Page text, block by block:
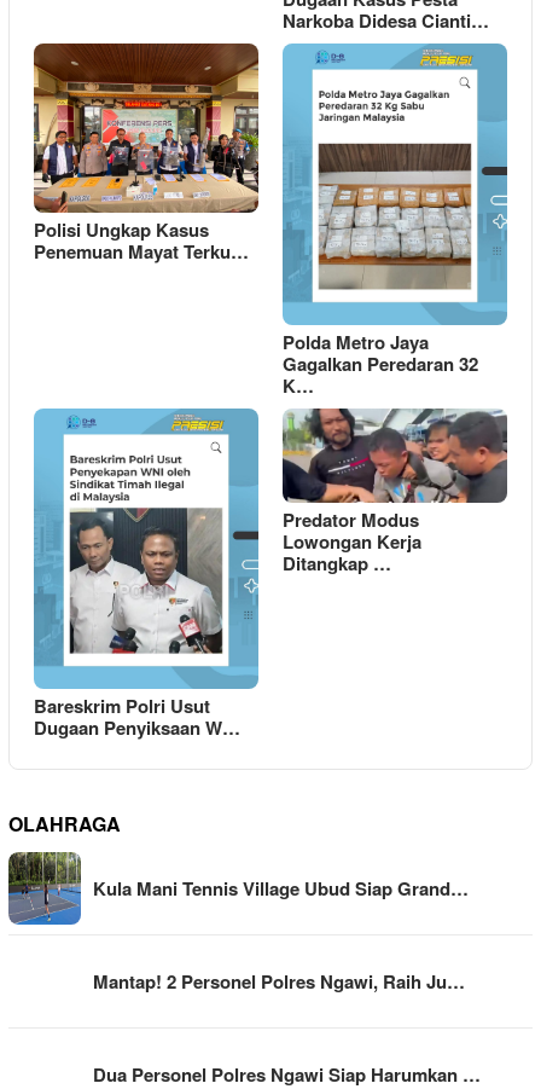
Narkoba Didesa Cianti…
Polisi Ungkap Kasus
Penemuan Mayat Terku…
Polda Metro Jaya
Gagalkan Peredaran 32
K…
Bareskrim Polri Usut
Dugaan Penyiksaan W…
Predator Modus
Lowongan Kerja
Ditangkap …
OLAHRAGA
Kula Mani Tennis Village Ubud Siap Grand…
Mantap! 2 Personel Polres Ngawi, Raih Ju…
Dua Personel Polres Ngawi Siap Harumkan …